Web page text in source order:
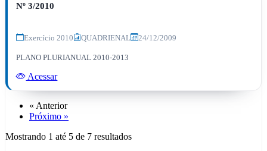
Nº 3/2010
Exercício 2010 QUADRIENAL 24/12/2009
PLANO PLURIANUAL 2010-2013
Acessar
« Anterior
Próximo »
Mostrando 1 até 5 de 7 resultados